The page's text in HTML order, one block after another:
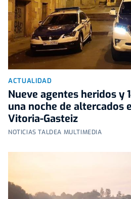
ACTUALIDAD
Nueve agentes heridos y
una noche de altercados
Vitoria-Gasteiz
NOTICIAS TALDEA MULTIMEDIA